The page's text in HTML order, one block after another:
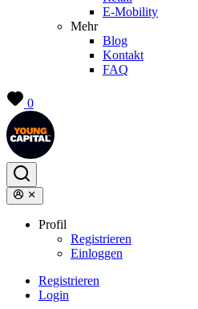
E-Mobility
Mehr
Blog
Kontakt
FAQ
0
Profil
Registrieren
Einloggen
Registrieren
Login